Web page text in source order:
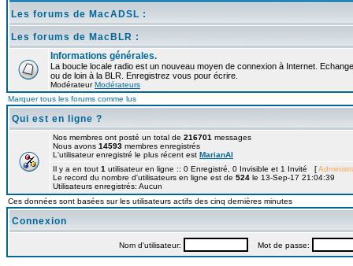
Les forums de MacADSL :
Les forums de MacBLR :
Informations générales.
La boucle locale radio est un nouveau moyen de connexion à Internet.
ou de loin à la BLR. Enregistrez vous pour écrire.
ModérateurModérateurs
Marquer tous les forums comme lus
Qui est en ligne ?
Nos membres ont posté un total de 216701 messages
Nous avons 14593 membres enregistrés
L'utilisateur enregistré le plus récent est MarianAl
Il y a en tout 1 utilisateur en ligne :: 0 Enregistré, 0 Invisible et 1 Invité [
Le record du nombre d'utilisateurs en ligne est de 524 le 13-Sep-17 21:04:39
Utilisateurs enregistrés: Aucun
Ces données sont basées sur les utilisateurs actifs des cinq dernières minutes
Connexion
Nom d'utilisateur: Mot de passe: